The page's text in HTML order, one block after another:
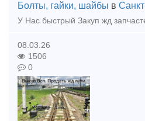
Болты, гайки, шайбы в
08.03.26
1506
0